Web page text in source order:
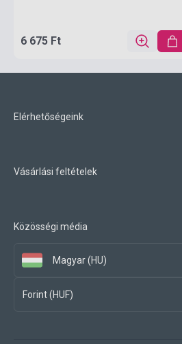
6 675 Ft
Elérhetőségeink
Vásárlási feltételek
Közösségi média
Magyar (HU)
Forint (HUF)